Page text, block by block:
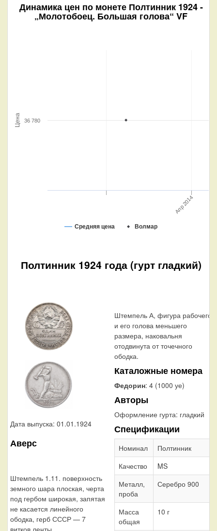
Динамика цен по монете Полтинник 1924 -
„Молотобоец. Большая голова“ VF
Цена
Средняя цена Волмар
Апр 2014
36 780
Полтинник 1924 года (гурт гладкий)
Дата выпуска: 01.01.1924
Аверс
Штемпель 1.11. поверхность
земного шара плоская, черта
под гербом широкая, запятая
не касается линейного
ободка, герб СССР — 7
Штемпель А, фигура рабочего
и его голова меньшего
размера, наковальня
отодвинута от точечного
ободка.
Каталожные номера
Федорин: 4 (1000 уе)
Авторы
Оформление гурта: гладкий
Спецификации
Номинал
Полтинник
Качество
MS
Металл,
проба
Серебро 900
Масса
общая
10 г